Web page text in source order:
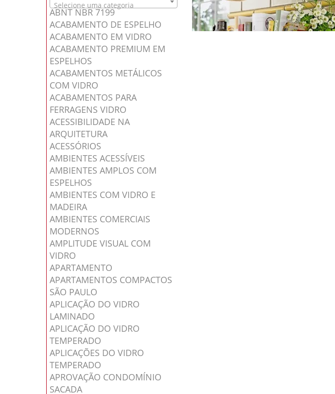
Selecione uma categoria
ABNT NBR 7199
ACABAMENTO DE ESPELHO
ACABAMENTO EM VIDRO
ACABAMENTO PREMIUM EM
ESPELHOS
ACABAMENTOS METÁLICOS
COM VIDRO
ACABAMENTOS PARA
FERRAGENS VIDRO
ACESSIBILIDADE NA
ARQUITETURA
ACESSÓRIOS
AMBIENTES ACESSÍVEIS
AMBIENTES AMPLOS COM
ESPELHOS
AMBIENTES COM VIDRO E
MADEIRA
AMBIENTES COMERCIAIS
MODERNOS
AMPLITUDE VISUAL COM
VIDRO
APARTAMENTO
APARTAMENTOS COMPACTOS
SÃO PAULO
APLICAÇÃO DO VIDRO
LAMINADO
APLICAÇÃO DO VIDRO
TEMPERADO
APLICAÇÕES DO VIDRO
TEMPERADO
APROVAÇÃO CONDOMÍNIO
SACADA